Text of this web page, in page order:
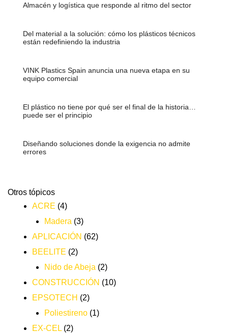
Almacén y logística que responde al ritmo del sector
Del material a la solución: cómo los plásticos técnicos
están redefiniendo la industria
VINK Plastics Spain anuncia una nueva etapa en su
equipo comercial
El plástico no tiene por qué ser el final de la historia…
puede ser el principio
Diseñando soluciones donde la exigencia no admite
errores
Otros tópicos
ACRE (4)
Madera (3)
APLICACIÓN (62)
BEELITE (2)
Nido de Abeja (2)
CONSTRUCCIÓN (10)
EPSOTECH (2)
Poliestireno (1)
EX-CEL (2)